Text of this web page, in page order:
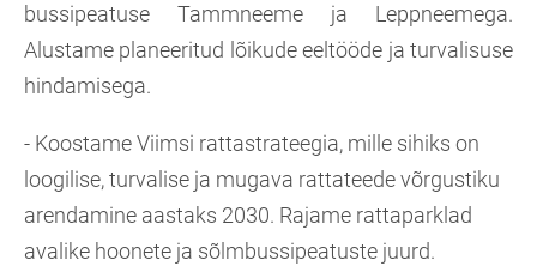
bussipeatuse Tammneeme ja Leppneemega.
Alustame planeeritud lõikude eeltööde ja turvalisuse
hindamisega.
- Koostame Viimsi rattastrateegia, mille sihiks on
loogilise, turvalise ja mugava rattateede võrgustiku
arendamine aastaks 2030. Rajame rattaparklad
avalike hoonete ja sõlmbussipeatuste juurd.